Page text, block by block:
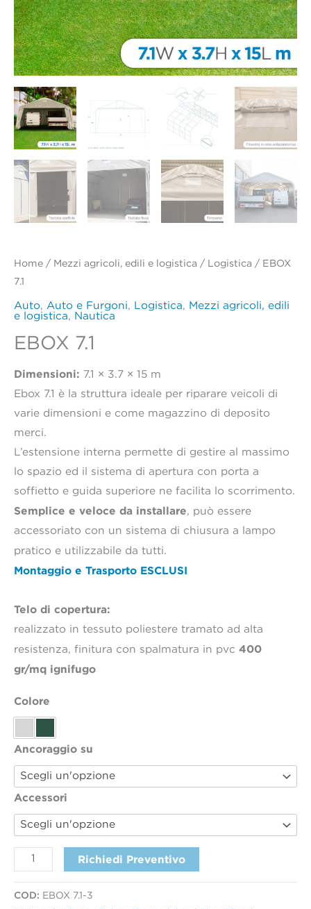
Home / Mezzi agricoli, edili e logistica / Logistica / EBOX
7.1
Auto, Auto e Furgoni, Logistica,
Mezzi agricoli, edili
e logistica, Nautica
EBOX 7.1
Dimensioni: 7.1 × 3.7 × 15 m
Ebox 7.1 è la struttura ideale per riparare veicoli di
varie dimensioni e come magazzino di deposito
merci.
L’estensione interna permette di gestire al massimo
lo spazio ed il sistema di apertura con porta a
soffietto e guida superiore ne facilita lo scorrimento.
Semplice e veloce da installare, può essere
accessoriato con un sistema di chiusura a lampo
pratico e utilizzabile da tutti.
Montaggio e Trasporto ESCLUSI
Telo di copertura:
realizzato in tessuto poliestere tramato ad alta
resistenza, finitura con spalmatura in pvc 400
gr/mq ignifugo
Colore
Ancoraggio su
Accessori
Richiedi Preventivo
COD: EBOX 7.1-3